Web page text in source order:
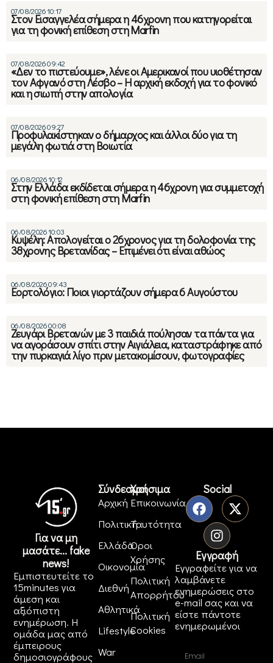
07/08/2026 10:17
Στον Εισαγγελέα σήμερα η 46χρονη που κατηγορείται
για τη φονική επίθεση στη Marfin
07/08/2026 09:42
«Δεν το πιστεύουμε», λένε οι Αμερικανοί που υιοθέτησαν
τον Αφγανό στη Λέσβο – Η αρχική εκδοχή για το φονικό
και η σιωπή στην απολογία
07/08/2026 09:27
Προφυλακίστηκαν ο δήμαρχος και άλλοι δύο για τη
μεγάλη φωτιά στη Βοιωτία
06/08/2026 10:12
Στην Ελλάδα εκδίδεται σήμερα η 46χρονη για συμμετοχή
στη φονική επίθεση στη Marfin
06/08/2026 10:03
Κυψέλη: Απολογείται ο 26χρονος για τη δολοφονία της
38χρονης Βρετανίδας – Επιμένει ότι είναι αθώος
06/08/2026 09:43
Εορτολόγιο: Ποιοι γιορτάζουν σήμερα 6 Αυγούστου
06/08/2026 00:08
Ζευγάρι Βρετανών με 3 παιδιά πούλησαν τα πάντα για
να αγοράσουν σπίτι στην Αιγιάλεια, καταστράφηκε από
την πυρκαγιά λίγο πριν μετακομίσουν, φωτογραφίες
Για να μη
μασάτε... fake
news!
Εμπιστευτείτε το
15minutes για
άμεση και
αξιόπιστη
ενημέρωση. Η
ομάδα μας από
έμπειρους
δημοσιογράφους
Σύνδεσμοι
Αρχική
Πολιτική
Ελλάδα
Οικονομία
Διεθνή
Αθλητικά
Lifestyle
War
Χρήσιμα
Επικοινωνία
Ταυτότητα
Όροι
Χρήσης
Πολιτική
Απορρήτου
Πολιτική
Cookies
Social
Εγγραφή
Εγγραφείτε για να
λαμβάνετε
ενημερώσεις στο
e-mail σας και να
είστε πάντοτε
ενημερωμένοι